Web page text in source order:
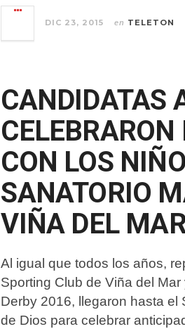
DIC 23, 2015 en TELETON
CANDIDATAS
CON LOS
SANATORIO
VIÑA DEL
Al igual que todos los años,
Sporting Club de Viña del
Derby 2016, llegaron hasta el
de Dios para celebrar